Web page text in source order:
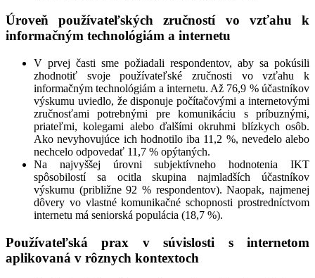
Úroveň používateľských zručností vo vzťahu k
informačným technológiám a internetu
V prvej časti sme požiadali respondentov, aby sa pokúsili
zhodnotiť svoje používateľské zručnosti vo vzťahu k
informačným technológiám a internetu. Až 76,9 % účastníkov
výskumu uviedlo, že disponuje počítačovými a internetovými
zručnosťami potrebnými pre komunikáciu s príbuznými,
priateľmi, kolegami alebo ďalšími okruhmi blízkych osôb.
Ako nevyhovujúce ich hodnotilo iba 11,2 %, nevedelo alebo
nechcelo odpovedať 11,7 % opýtaných.
Na najvyššej úrovni subjektívneho hodnotenia IKT
spôsobilostí sa ocitla skupina najmladších účastníkov
výskumu (približne 92 % respondentov). Naopak, najmenej
dôvery vo vlastné komunikačné schopnosti prostredníctvom
internetu má seniorská populácia (18,7 %).
Používateľská prax v súvislosti s internetom
aplikovaná v rôznych kontextoch